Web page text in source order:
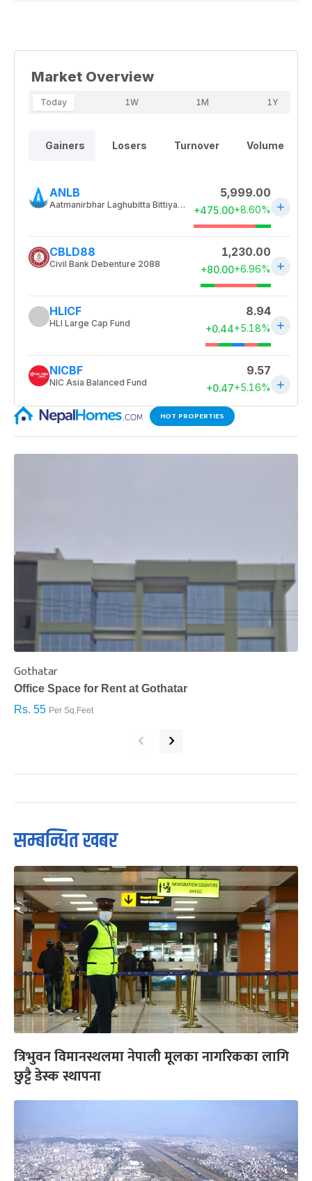
HOT PROPERTIES
Gothatar
Office Space for Rent at Gothatar
Rs. 55 Per Sq.Feet
‹ ›
सम्बन्धित खबर
त्रिभुवन विमानस्थलमा नेपाली मूलका नागरिकका लागि
छुट्टै डेस्क स्थापना